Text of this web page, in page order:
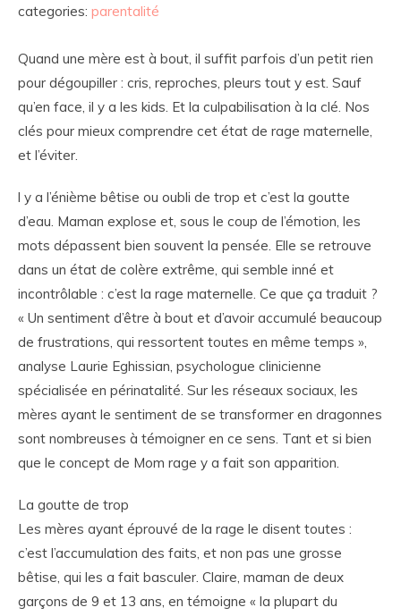
categories: parentalité
Quand une mère est à bout, il suffit parfois d’un petit rien
pour dégoupiller : cris, reproches, pleurs tout y est. Sauf
qu’en face, il y a les kids. Et la culpabilisation à la clé. Nos
clés pour mieux comprendre cet état de rage maternelle,
et l’éviter.
l y a l’énième bêtise ou oubli de trop et c’est la goutte
d’eau. Maman explose et, sous le coup de l’émotion, les
mots dépassent bien souvent la pensée. Elle se retrouve
dans un état de colère extrême, qui semble inné et
incontrôlable : c’est la rage maternelle. Ce que ça traduit ?
« Un sentiment d’être à bout et d’avoir accumulé beaucoup
de frustrations, qui ressortent toutes en même temps »,
analyse Laurie Eghissian, psychologue clinicienne
spécialisée en périnatalité. Sur les réseaux sociaux, les
mères ayant le sentiment de se transformer en dragonnes
sont nombreuses à témoigner en ce sens. Tant et si bien
que le concept de Mom rage y a fait son apparition.
La goutte de trop
Les mères ayant éprouvé de la rage le disent toutes :
c’est l’accumulation des faits, et non pas une grosse
bêtise, qui les a fait basculer. Claire, maman de deux
garçons de 9 et 13 ans, en témoigne « la plupart du